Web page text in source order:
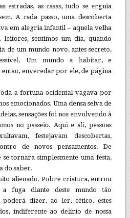
estradas, as casas, tudo se erguia
A cada passo, uma descoberta
em alegria infantil – aquela velha
sentimos um dia, quando
de um mundo novo, antes secreto,
Um mundo a habitar, e
enveredar por ele, de página
a fortuna ocidental vagava por
emocionados. Uma densa selva de
sensações foi nos envolvendo à
no passeio. Aqui e ali, pessoas
festejavam descobertas,
de novos pensamentos. De
tornara simplesmente uma festa,
do saber.
alienado. Pobre criatura, entrou
a fuga diante deste mundo tão
poderá dizer, ao ler, cético, estes
indiferente ao delírio de nossa